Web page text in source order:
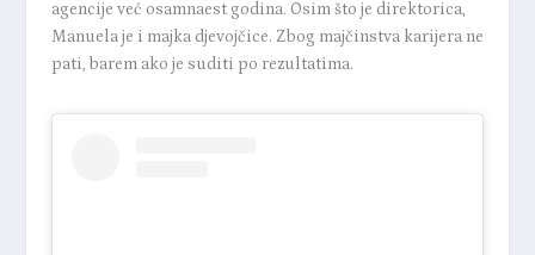
agencije već osamnaest godina. Osim što je direktorica,
Manuela je i majka djevojčice. Zbog majčinstva karijera ne
pati, barem ako je suditi po rezultatima.